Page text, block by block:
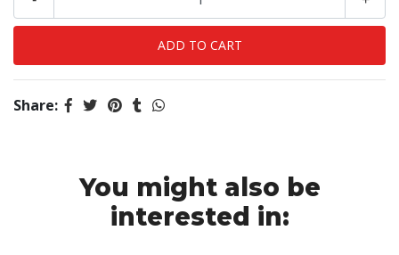
Share:
You might also be
interested in: